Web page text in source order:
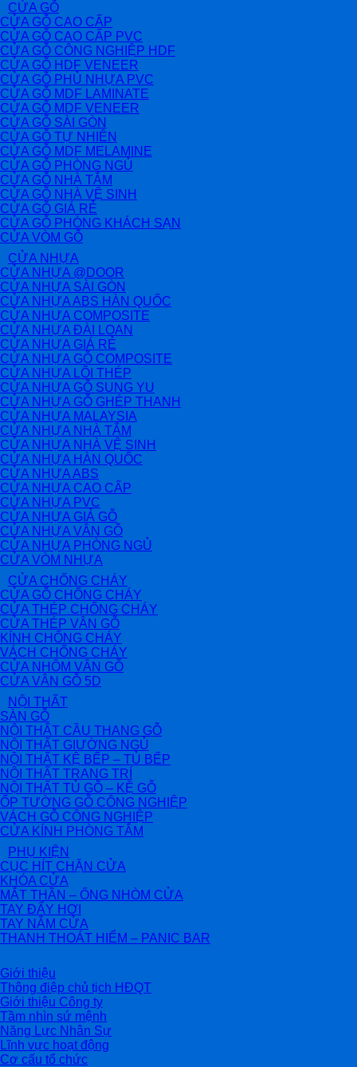
CỬA GỖ
CỬA GỖ CAO CẤP
CỬA GỖ CAO CẤP PVC
CỬA GỖ CÔNG NGHIỆP HDF
CỬA GỖ HDF VENEER
CỬA GỖ PHỦ NHỰA PVC
CỬA GỖ MDF LAMINATE
CỬA GỖ MDF VENEER
CỬA GỖ SÀI GÒN
CỬA GỖ TỰ NHIÊN
CỬA GỖ MDF MELAMINE
CỬA GỖ PHÒNG NGỦ
CỬA GỖ NHÀ TẮM
CỬA GỖ NHÀ VỆ SINH
CỬA GỖ GIÁ RẺ
CỬA GỖ PHÒNG KHÁCH SẠN
CỬA VÒM GỖ
CỬA NHỰA
CỬA NHỰA @DOOR
CỬA NHỰA SÀI GÒN
CỬA NHỰA ABS HÀN QUỐC
CỬA NHỰA COMPOSITE
CỬA NHỰA ĐÀI LOAN
CỬA NHỰA GIÁ RẺ
CỬA NHỰA GỖ COMPOSITE
CỬA NHỰA LÕI THÉP
CỬA NHỰA GỖ SUNG YU
CỬA NHỰA GỖ GHÉP THANH
CỬA NHỰA MALAYSIA
CỬA NHỰA NHÀ TẮM
CỬA NHỰA NHÀ VỆ SINH
CỬA NHỰA HÀN QUỐC
CỬA NHỰA ABS
CỬA NHỰA CAO CẤP
CỬA NHỰA PVC
CỬA NHỰA GIẢ GỖ
CỬA NHỰA VÂN GỖ
CỬA NHỰA PHÒNG NGỦ
CỬA VÒM NHỰA
CỬA CHỐNG CHÁY
CỬA GỖ CHỐNG CHÁY
CỬA THÉP CHỐNG CHÁY
CỬA THÉP VÂN GỖ
KÍNH CHỐNG CHÁY
VÁCH CHỐNG CHÁY
CỬA NHÔM VÂN GỖ
CỬA VÂN GỖ 5D
NỘI THẤT
SÀN GỖ
NỘI THẤT CẦU THANG GỖ
NỘI THẤT GIƯỜNG NGỦ
NỘI THẤT KỆ BẾP – TỦ BẾP
NỘI THẤT TRANG TRÍ
NỘI THẤT TỦ GỖ – KỆ GỖ
ỐP TƯỜNG GỖ CÔNG NGHIỆP
VÁCH GỖ CÔNG NGHIỆP
CỬA KÍNH PHÒNG TẮM
PHỤ KIỆN
CỤC HÍT CHẶN CỬA
KHÓA CỬA
MẮT THẦN – ỐNG NHÒM CỬA
TAY ĐẨY HƠI
TAY NẮM CỬA
THANH THOÁT HIỂM – PANIC BAR
Giới thiệu
Thông điệp chủ tịch HĐQT
Giới thiệu Công ty
Tầm nhìn sứ mệnh
Năng Lực Nhân Sự
Lĩnh vực hoạt động
Cơ cấu tổ chức